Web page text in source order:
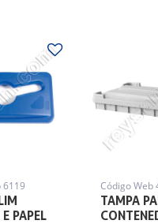
PAPEL
6119
TAMPA
Código Web